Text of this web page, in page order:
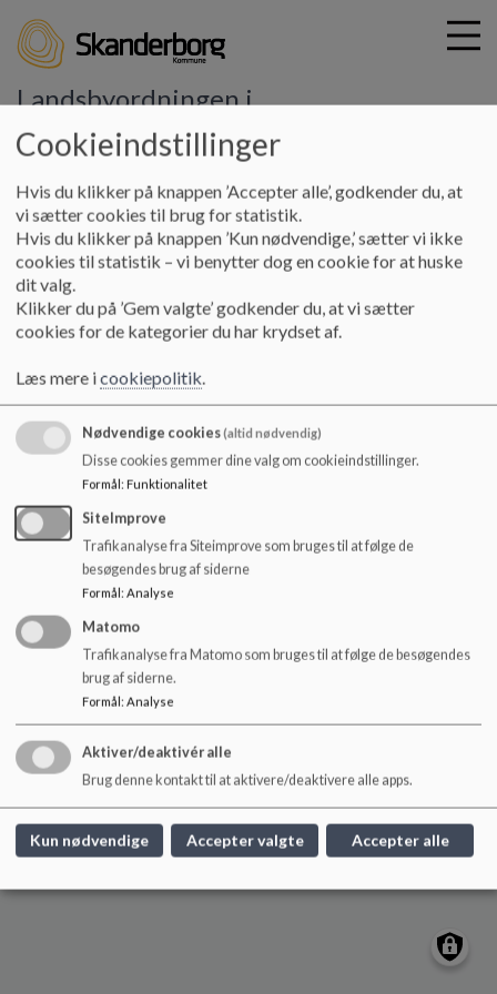
i
Landsbyordningen i
Voerladegård
Praktisk info Elevtal
Elevtal
Børnehuset har pt 40 børn - og der er plads til flere.
Skolen har et elevtal på ca. 90.
Voerladegård Skole
Tyndeleddet 5, Voerladegård - 8660
Skanderborg
voerladegaardskole@skanderborg.dk
87942740
EAN NR. 5798006235919
Digital Post
Cookie politik
Cookieindstillinger
Hvis du klikker på knappen ’Accepter alle’, godkender du, at
vi sætter cookies til brug for statistik.
Hvis du klikker på knappen ’Kun nødvendige,’ sætter vi ikke
cookies til statistik – vi benytter dog en cookie for at huske
dit valg.
Klikker du på ’Gem valgte’ godkender du, at vi sætter
cookies for de kategorier du har krydset af.
Læs mere icookiepolitik.
Nødvendige cookies(altid nødvendig)
Disse cookies gemmer dine valg om cookieindstillinger.
Formål: Funktionalitet
SiteImprove
Trafikanalyse fra Siteimprove som bruges til at følge de
besøgendes brug af siderne
Formål: Analyse
Matomo
Trafikanalyse fra Matomo som bruges til at følge de besøgendes
brug af siderne.
Formål: Analyse
Aktiver/deaktivér alle
Brug denne kontakt til at aktivere/deaktivere alle apps.
Kun nødvendige Accepter valgte Accepter alle